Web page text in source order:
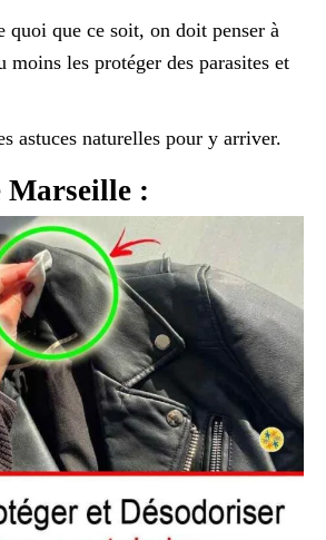
quoi que ce soit, on doit penser à
moins les protéger des parasites et
astuces naturelles pour y arriver.
Marseille :